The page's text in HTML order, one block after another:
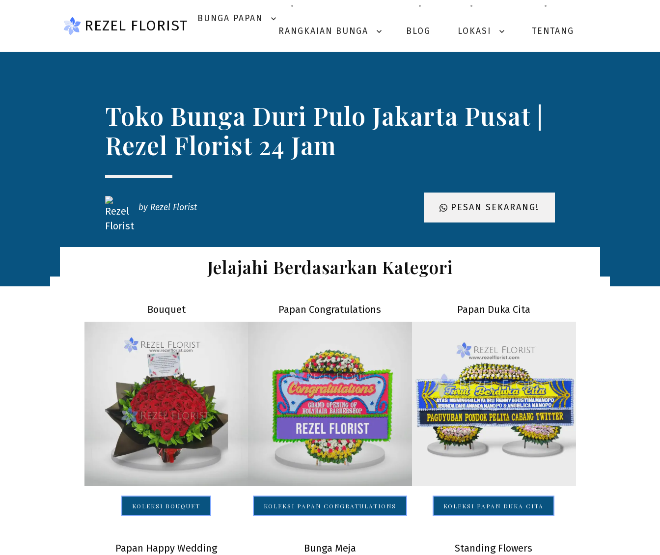
REZEL FLORIST BUNGA PAPAN expand_more
RANGKAIAN BUNGA expand_more BLOG LOKASI expand_more TENTANG
Toko Bunga Duri Pulo Jakarta Pusat |
Rezel Florist 24 Jam
by Rezel Florist PESAN SEKARANG!
Jelajahi Berdasarkan Kategori
Bouquet
KOLEKSI BOUQUET
Papan Congratulations
KOLEKSI PAPAN CONGRATULATIONS
Papan Duka Cita
KOLEKSI PAPAN DUKA CITA
Papan Happy Wedding Bunga Meja Standing Flowers